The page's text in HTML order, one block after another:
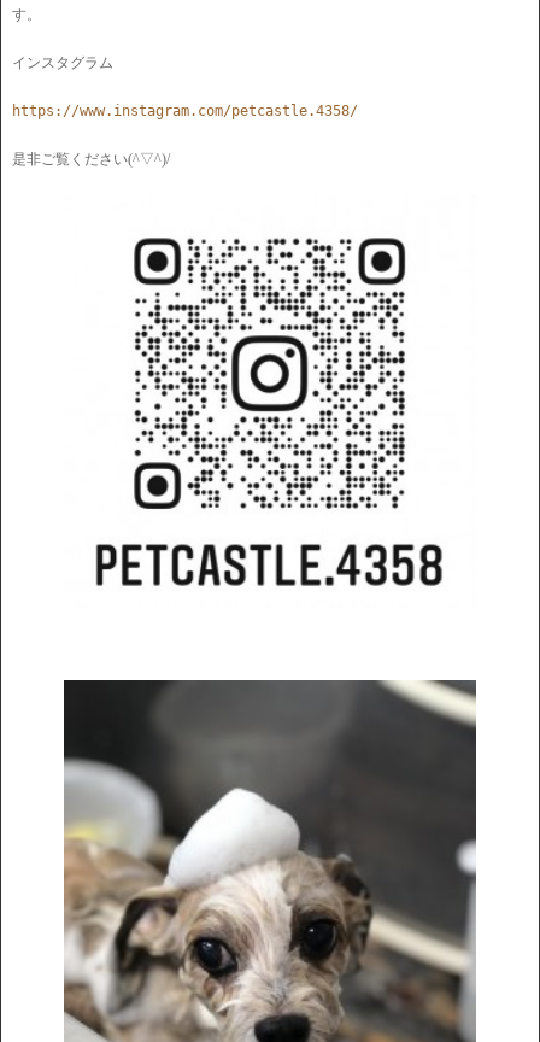
す。
https://www.instagram.com/petcastle.4358/
是非ご覧ください(^▽^)/